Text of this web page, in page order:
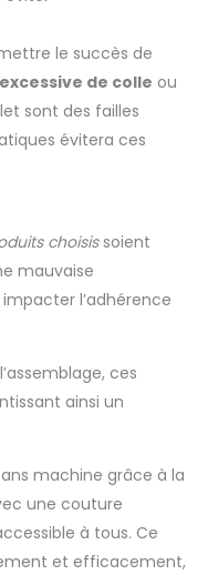
le succès de
de colle ou
sont des failles
évitera ces
choisissoient
mauvaise
l’adhérence
ces
ainsi un
machine grâce à la
une couture
à tous. Ce
et efficacement,